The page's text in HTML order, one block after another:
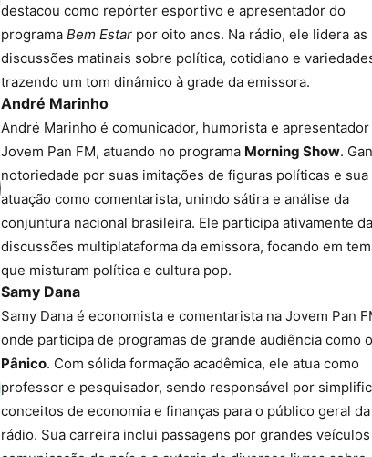
destacou como repórter esportivo e apresentador do
programa Bem Estar por oito anos. Na rádio, ele lidera as
discussões matinais sobre política, cotidiano e
trazendo um tom dinâmico à grade da emissora.
André Marinho
André Marinho é comunicador, humorista e apresentador
Jovem Pan FM, atuando no programa Morning Show.
notoriedade por suas imitações de figuras políticas e sua
atuação como comentarista, unindo sátira e análise da
conjuntura nacional brasileira. Ele participa ativamente
discussões multiplataforma da emissora, focando em
que misturam política e cultura pop.
Samy Dana
Samy Dana é economista e comentarista na Jovem Pan
onde participa de programas de grande audiência como o
Pânico. Com sólida formação acadêmica, ele atua como
professor e pesquisador, sendo responsável por
conceitos de economia e finanças para o público geral da
rádio. Sua carreira inclui passagens por grandes